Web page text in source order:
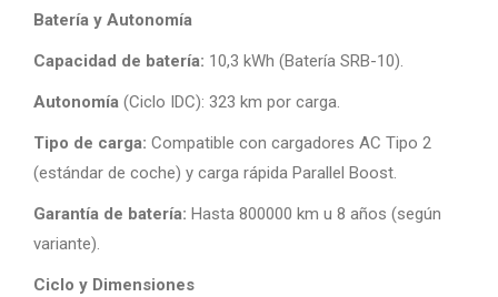
Batería y Autonomía
Capacidad de batería: 10,3 kWh (Batería SRB-10).
Autonomía (Ciclo IDC): 323 km por carga.
Tipo de carga: Compatible con cargadores AC Tipo 2
(estándar de coche) y carga rápida Parallel Boost.
Garantía de batería: Hasta 800000 km u 8 años (según
variante).
Ciclo y Dimensiones